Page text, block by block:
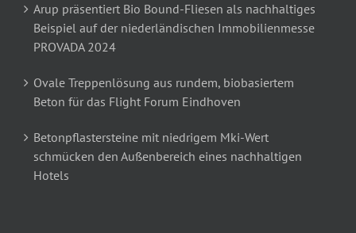
Arup präsentiert Bio Bound-Fliesen als nachhaltiges
Beispiel auf der niederländischen Immobilienmesse
PROVADA 2024
Ovale Treppenlösung aus rundem, biobasiertem
Beton für das Flight Forum Eindhoven
Betonpflastersteine mit niedrigem Mki-Wert
schmücken den Außenbereich eines nachhaltigen
Hotels